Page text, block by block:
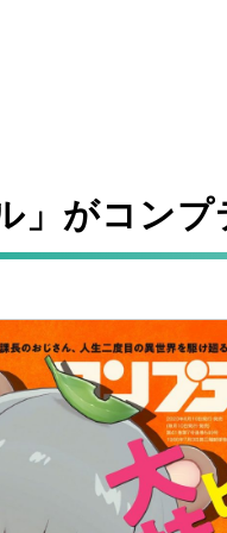
」がコン